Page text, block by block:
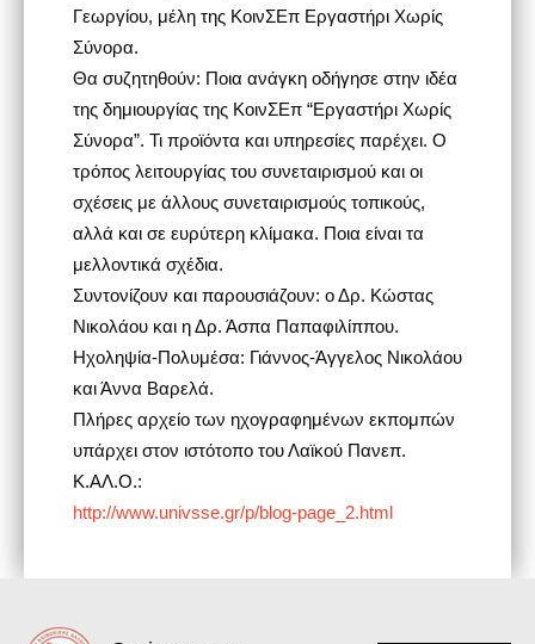
Γεωργίου, μέλη της ΚοινΣΕπ Εργαστήρι Χωρίς
Σύνορα.
Θα συζητηθούν: Ποια ανάγκη οδήγησε στην ιδέα
της δημιουργίας της ΚοινΣΕπ “Εργαστήρι Χωρίς
Σύνορα”. Τι προϊόντα και υπηρεσίες παρέχει. Ο
τρόπος λειτουργίας του συνεταιρισμού και οι
σχέσεις με άλλους συνεταιρισμούς τοπικούς,
αλλά και σε ευρύτερη κλίμακα. Ποια είναι τα
μελλοντικά σχέδια.
Συντονίζουν και παρουσιάζουν: ο Δρ. Κώστας
Νικολάου και η Δρ. Άσπα Παπαφιλίππου.
Ηχοληψία-Πολυμέσα: Γιάννος-Άγγελος Νικολάου
και Άννα Βαρελά.
Πλήρες αρχείο των ηχογραφημένων εκπομπών
υπάρχει στον ιστότοπο του Λαϊκού Πανεπ.
Κ.ΑΛ.Ο.:
http://www.univsse.gr/p/blog-page_2.html